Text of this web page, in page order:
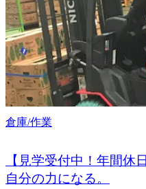
倉庫/作業
【見学受付中！年間休
自分の力になる。